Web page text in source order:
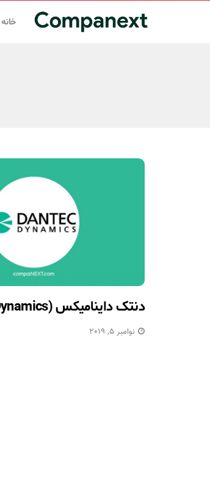
خانه
دنتک داینامیکس (Dantec Dynamics)
نوامبر 5, 2019